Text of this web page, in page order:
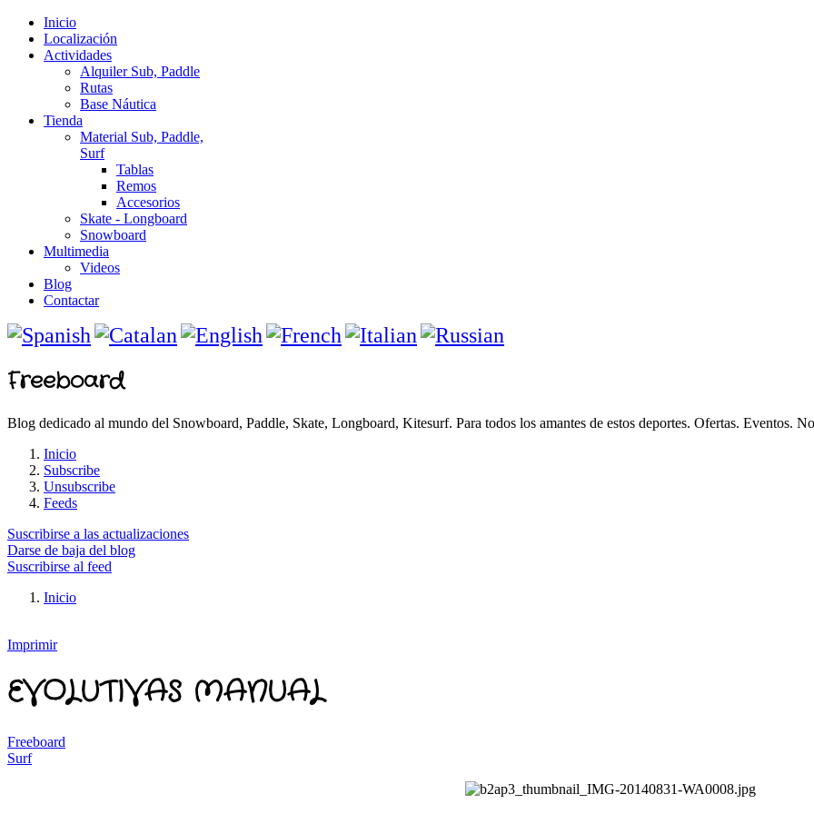
Inicio
Localización
Actividades
Alquiler Sub, Paddle
Rutas
Base Náutica
Tienda
Material Sub, Paddle,
Surf
Tablas
Remos
Accesorios
Skate - Longboard
Snowboard
Multimedia
Videos
Blog
Contactar
Freeboard
Blog dedicado al mundo del Snowboard, Paddle, Skate, Longboard, Kitesurf. Para todos los amantes de estos deportes. Ofertas. Eventos.
Inicio
Subscribe
Unsubscribe
Feeds
Suscribirse a las actualizaciones
Darse de baja del blog
Suscribirse al feed
Inicio
Imprimir
EVOLUTIVAS MANUAL
Freeboard
Surf